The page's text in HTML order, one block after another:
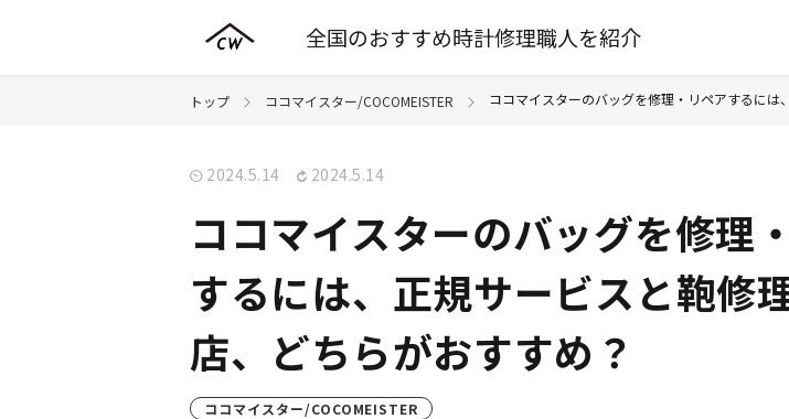
全国のおすすめ時計修理職人を紹介
トップ ココマイスター/COCOMEISTER ココマイスターのバッグを修理・リペアするに
2024.5.14 2024.5.14
ココマイスターのバッグを修理
するには、正規サービスと鞄修
店、どちらがおすすめ？
ココマイスター/COCOMEISTER